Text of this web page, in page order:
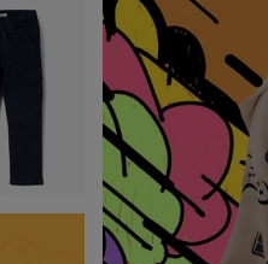
Image 2 sur 6